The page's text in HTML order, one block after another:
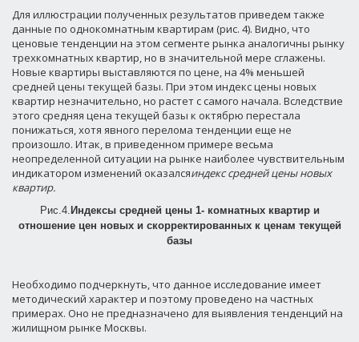
Для иллюстрации полученных результатов приведем также
данные по однокомнатным квартирам (рис. 4). Видно, что
ценовые тенденции на этом сегменте рынка аналогичны рынку
трехкомнатных квартир, но в значительной мере сглажены.
Новые квартиры выставляются по цене, на 4% меньшей
средней цены текущей базы. При этом индекс цены новых
квартир незначительно, но растет с самого начала. Вследствие
этого средняя цена текущей базы к октябрю перестала
понижаться, хотя явного перелома тенденции еще не
произошло. Итак, в приведенном примере весьма
неопределенной ситуации на рынке наиболее чувствительным
индикатором изменений оказалсяиндекс средней цены новых
квартир.
Рис.4. Индексы средней цены 1- комнатных квартир и
отношение цен новых и скорректированных к ценам текущей
базы
Необходимо подчеркнуть, что данное исследование имеет
методический характер и поэтому проведено на частных
примерах. Оно не предназначено для выявления тенденций на
жилищном рынке Москвы.